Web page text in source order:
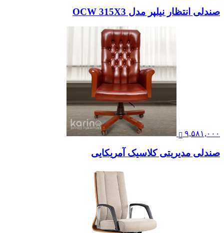
صندلی انتظار نیلپر مدل OCW 315X3
۹,۵۸۱,۰۰۰
صندلی مدیریتی کلاسیک آمریکایی